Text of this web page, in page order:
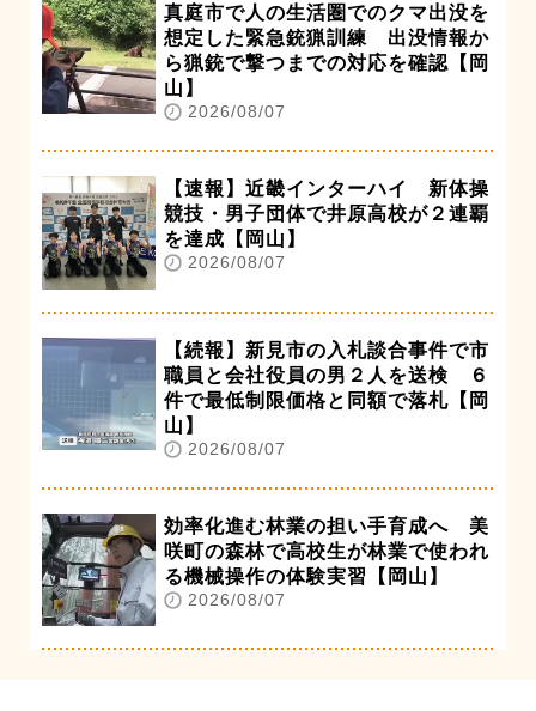
真庭市で人の生活圏でのクマ出没を
想定した緊急銃猟訓練 出没情報か
ら猟銃で撃つまでの対応を確認【岡
山】
2026/08/07
【速報】近畿インターハイ 新体操
競技・男子団体で井原高校が２連覇
を達成【岡山】
2026/08/07
【続報】新見市の入札談合事件で市
職員と会社役員の男２人を送検 ６
件で最低制限価格と同額で落札【岡
山】
2026/08/07
効率化進む林業の担い手育成へ 美
咲町の森林で高校生が林業で使われ
る機械操作の体験実習【岡山】
2026/08/07